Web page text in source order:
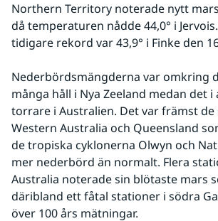
Northern Territory noterade nytt
då temperaturen nådde 44,0° i
tidigare rekord var 43,9° i Finke den
Nederbördsmängderna var omkring
många håll i Nya Zeeland medan det
torrare i Australien. Det var främst de
Western Australia och Queensland
de tropiska cyklonerna Olwyn och
mer nederbörd än normalt. Flera
Australia noterade sin blötaste mars
däribland ett fåtal stationer i södra
över 100 års mätningar.